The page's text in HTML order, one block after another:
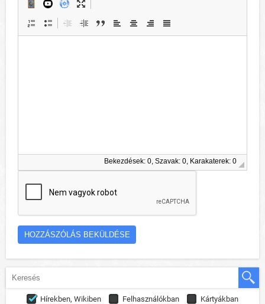
Bekezdések: 0, Szavak: 0, Karakaterek: 0
Hírekben, Wikiben Felhasználókban
Kártyákban